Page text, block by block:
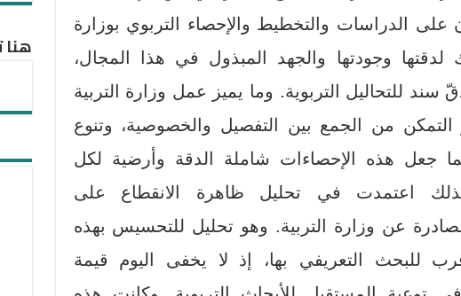
على الدراسات والتخطيط والإحصاء التربوي بوزارة
لدقتها وجودتها والجهد المبذول في هذا المجال،
سند للتحاليل التربوية. وما يميز عمل وزارة التربية
من الجمع بين التفصيل والخصوصية، وتنوع
مما جعل هذه الإحصاءات شاملة الدقة وأرضية لكل
اعتمدت في تحليل ظاهرة الانقطاع على
عن وزارة التربية. وهو تحليل للتحسيس بهذه
للبحث التعريفي بها، إذ لا يخفى اليوم قيمة
هنا